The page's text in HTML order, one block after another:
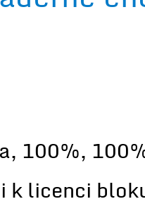
100%,
k licenci